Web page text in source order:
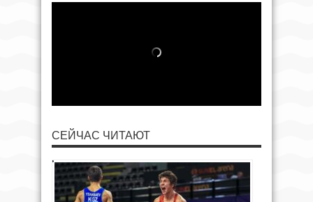
СЕЙЧАС ЧИТАЮТ